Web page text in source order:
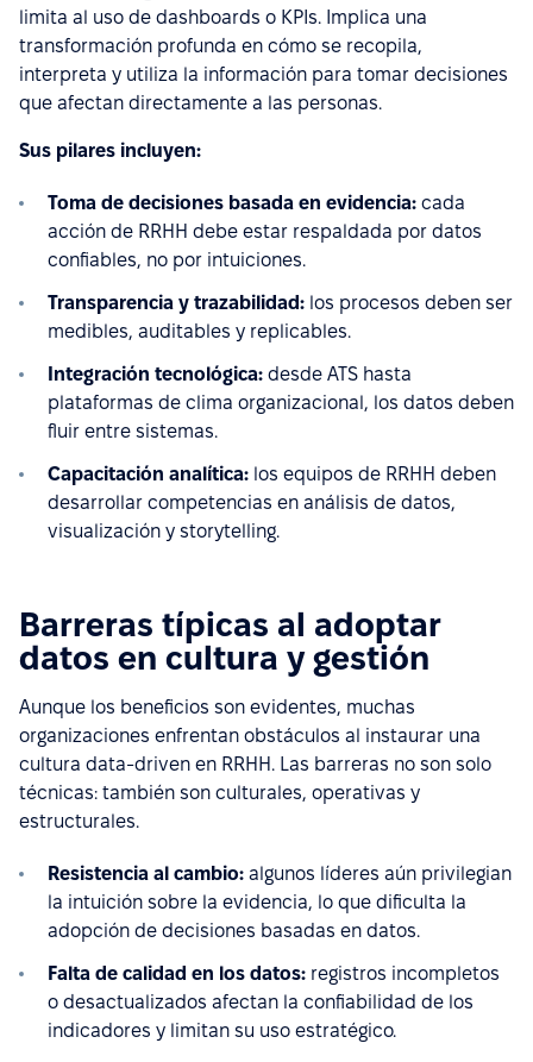
limita al uso de dashboards o KPIs. Implica una
transformación profunda en cómo se recopila,
interpreta y utiliza la información para tomar decisiones
que afectan directamente a las personas.
Sus pilares incluyen:
Toma de decisiones basada en evidencia: cada
acción de RRHH debe estar respaldada por datos
confiables, no por intuiciones.
Transparencia y trazabilidad: los procesos deben ser
medibles, auditables y replicables.
Integración tecnológica: desde ATS hasta
plataformas de clima organizacional, los datos deben
fluir entre sistemas.
Capacitación analítica: los equipos de RRHH deben
desarrollar competencias en análisis de datos,
visualización y storytelling.
Barreras típicas al adoptar
datos en cultura y gestión
Aunque los beneficios son evidentes, muchas
organizaciones enfrentan obstáculos al instaurar una
cultura data-driven en RRHH. Las barreras no son solo
técnicas: también son culturales, operativas y
estructurales.
Resistencia al cambio: algunos líderes aún privilegian
la intuición sobre la evidencia, lo que dificulta la
adopción de decisiones basadas en datos.
Falta de calidad en los datos: registros incompletos
o desactualizados afectan la confiabilidad de los
indicadores y limitan su uso estratégico.